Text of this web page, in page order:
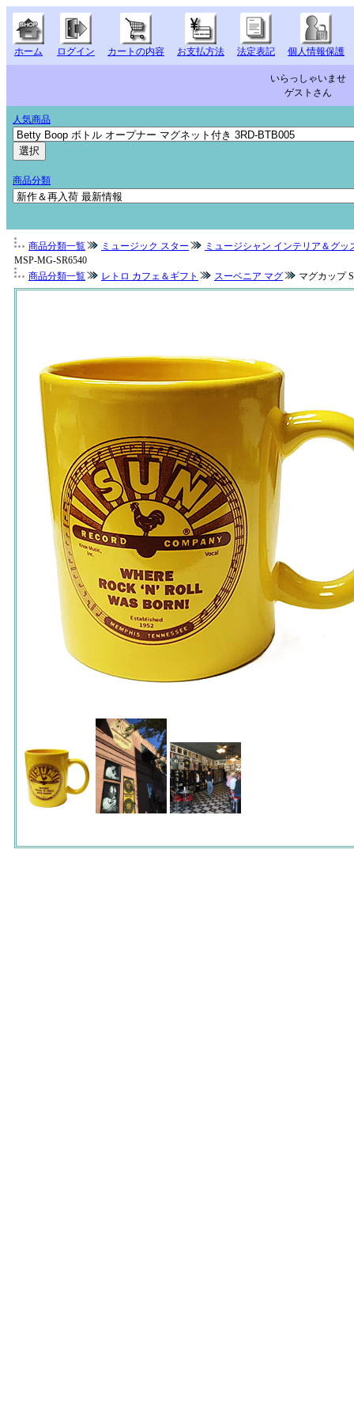
ホーム ログイン カートの内容 お支払方法 法定表記 個人情報保護
いらっしゃいませ
ゲストさん
人気商品
商品分類
商品分類一覧 ミュージック スター
ミュージシャン インテリア＆グッ
MSP-MG-SR6540
商品分類一覧
レトロ カフェ＆ギフト スーベニア マグ マグカップ